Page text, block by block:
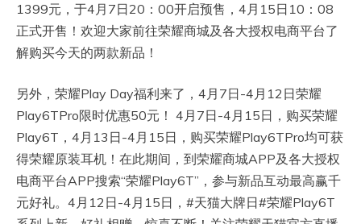
1399元，于4月7日20：00开启预售，4月15日10：08
正式开售！欢迎大家前往荣耀商城及各大授权电商平台了
解购买今天的两款新品！
另外，荣耀Play Day福利来了，4月7日-4月12日荣耀
Play6TPro限时优惠50元！ 4月7日-4月15日，购买荣耀
Play6T，4月13日-4月15日，购买荣耀Play6TPro均可获
得荣耀原装耳机！在此期间，到荣耀商城APP及各大授权
电商平台APP搜索“荣耀Play6T”，参与新品互动最高赢千
元好礼。4月12日-4月15日，#天猫大牌日#荣耀Play6T